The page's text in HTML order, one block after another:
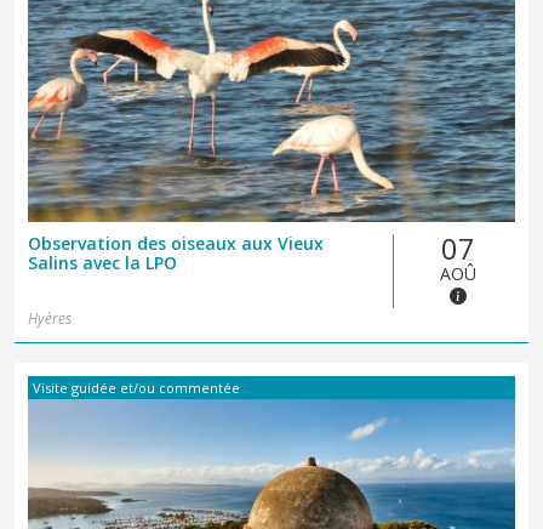
Observation des oiseaux aux Vieux
Salins avec la LPO
07
AOÛ
Hyères
Visite guidée et/ou commentée